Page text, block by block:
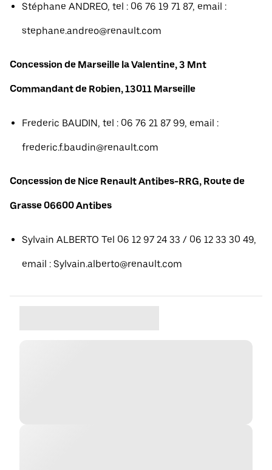
Stéphane ANDREO, tel : 06 76 19 71 87, email :
stephane.andreo@renault.com
Concession de Marseille la Valentine, 3 Mnt
Commandant de Robien, 13011 Marseille
Frederic BAUDIN, tel : 06 76 21 87 99, email :
frederic.f.baudin@renault.com
Concession de Nice Renault Antibes-RRG, Route de
Grasse 06600 Antibes
Sylvain ALBERTO Tel 06 12 97 24 33 / 06 12 33 30 49,
email : Sylvain.alberto@renault.com